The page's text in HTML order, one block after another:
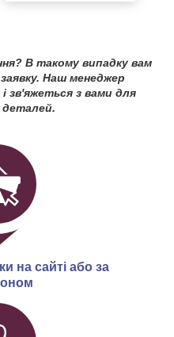
В такому випадку вам
Наш менеджер
зв'яжеться з вами для
деталей.
на сайті або за